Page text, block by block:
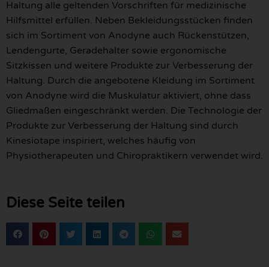
Haltung alle geltenden Vorschriften für medizinische
Hilfsmittel erfüllen. Neben Bekleidungsstücken finden
sich im Sortiment von Anodyne auch Rückenstützen,
Lendengurte, Geradehalter sowie ergonomische
Sitzkissen und weitere Produkte zur Verbesserung der
Haltung. Durch die angebotene Kleidung im Sortiment
von Anodyne wird die Muskulatur aktiviert, ohne dass
Gliedmaßen eingeschränkt werden. Die Technologie der
Produkte zur Verbesserung der Haltung sind durch
Kinesiotape inspiriert, welches häufig von
Physiotherapeuten und Chiropraktikern verwendet wird.
Diese Seite teilen